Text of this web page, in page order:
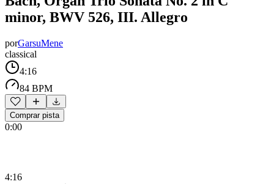
minor, BWV 526, III. Allegro
porGarsuMene
classical
4:16
84 BPM
Comprar pista
0:00
4:16